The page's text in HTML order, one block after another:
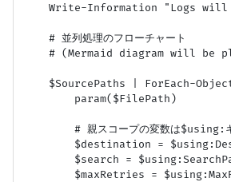
Write-Information "Logs
    # 並列処理のフローチャート
# (Mermaid diagram will be
$SourcePaths | ForEach-
        param($FilePath)
# 親スコープの変数は$using:
$destination =
$search =
$maxRetries =